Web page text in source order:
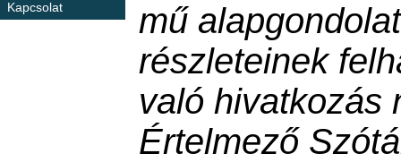
Kapcsolat
mű
részleteinek
való hivatkozás
Értelmező